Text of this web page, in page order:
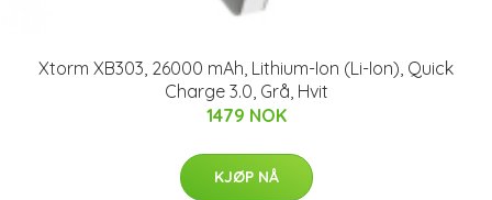
Xtorm XB303, 26000 mAh, Lithium-Ion (Li-Ion), Quick
Charge 3.0, Grå, Hvit
1479 NOK
KJØP NÅ